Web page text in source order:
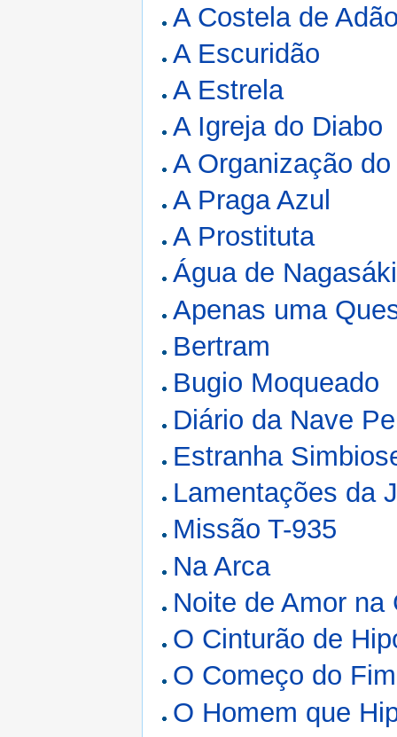
A Costela de
A Escuridão
A Estrela
A Igreja do Diabo
A Organização
A Praga Azul
A Prostituta
Água de Nagasáki
Apenas uma
Bertram
Bugio Moqueado
Diário da Nave
Estranha
Lamentações da
Missão T-935
Na Arca
Noite de Amor na
O Cinturão de
O Começo do Fim
O Homem que